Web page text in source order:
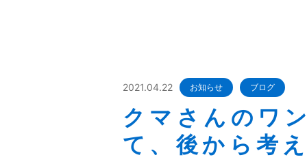
2021.04.22 お知らせ ブログ
クマさんのワ
て、後から考